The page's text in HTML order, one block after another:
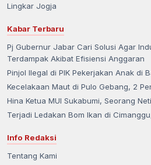
Lingkar Jogja
Kabar Terbaru
Pj Gubernur Jabar Cari Solusi Agar
Terdampak Akibat Efisiensi Anggaran
Pinjol Ilegal di PIK Pekerjakan Anak di
Kecelakaan Maut di Pulo Gebang, 2
Hina Ketua MUI Sukabumi, Seorang
Terjadi Ledakan Bom Ikan di
Info Redaksi
Tentang Kami